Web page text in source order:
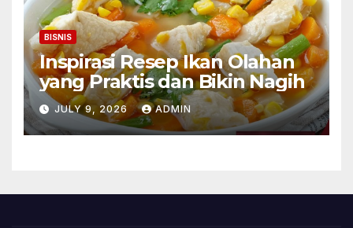
BISNIS
Inspirasi Resep Ikan Olahan
yang Praktis dan Bikin Nagih
JULY 9, 2026 ADMIN